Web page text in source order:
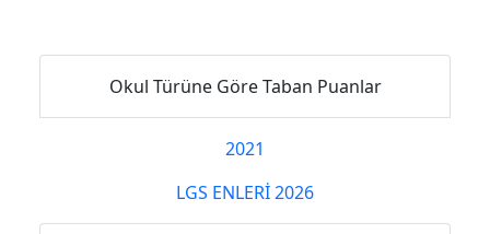
Okul Türüne Göre Taban Puanlar
2021
LGS ENLERİ 2026